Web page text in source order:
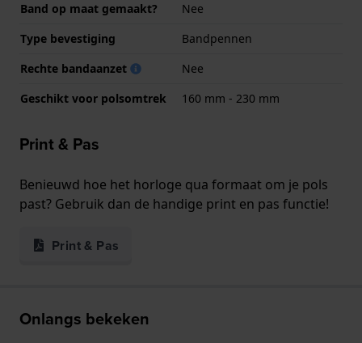
Band op maat gemaakt?
Nee
Type bevestiging
Bandpennen
Rechte bandaanzet
Nee
Geschikt voor polsomtrek
160 mm - 230 mm
Print & Pas
Benieuwd hoe het horloge qua formaat om je pols
past? Gebruik dan de handige print en pas functie!
Print & Pas
Onlangs bekeken